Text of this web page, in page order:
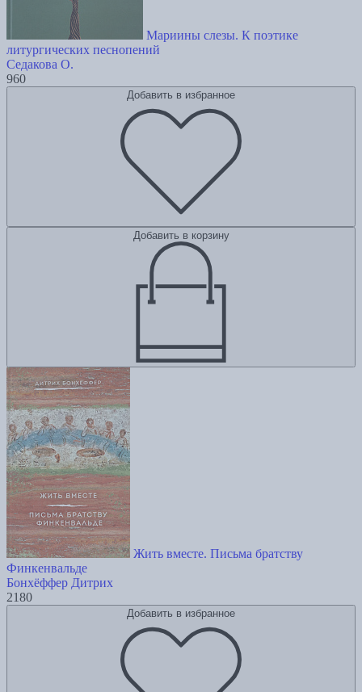
Мариины слезы. К поэтике
литургических песнопений
Седакова О.
960
Добавить в избранное
Добавить в корзину
Жить вместе. Письма братству
Финкенвальде
Бонхёффер Дитрих
2180
Добавить в избранное